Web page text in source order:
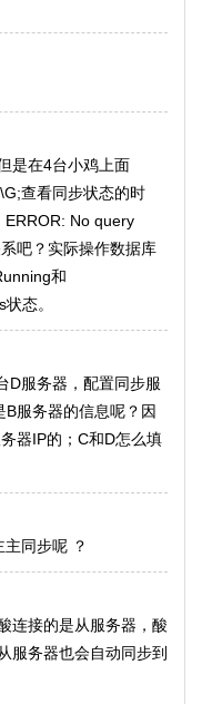
是在4台小鸡上面
查看同步状态的时
ERROR: No query
吧？实际操作数据库
和
态。
D服务器，配置同步服
服务器的信息呢？因
器IP的；C和D怎么填
同步呢 ？
连接的是从服务器，酸
服务器也会自动同步到